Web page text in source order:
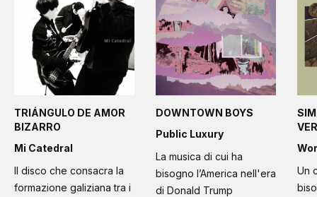
TRIÁNGULO DE AMOR
BIZARRO
Mi Catedral
Il disco che consacra la
formazione galiziana tra i
DOWNTOWN BOYS
Public Luxury
La musica di cui ha
bisogno l’America nell'era
di Donald Trump
Un